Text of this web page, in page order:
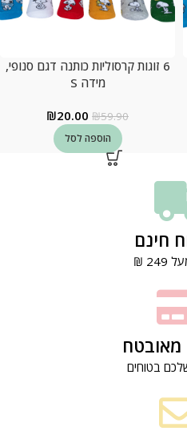
6 זוגות קרסוליות כותנה דגם סנופי,
מידה S
₪59.90
₪20.00
הוספה לסל
חינם
₪
בטוחים